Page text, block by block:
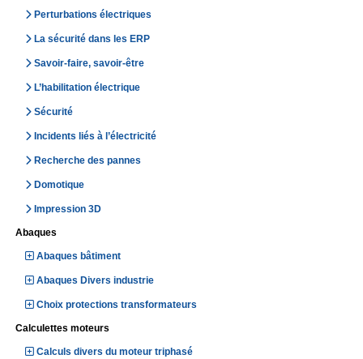
Perturbations électriques
La sécurité dans les ERP
Savoir-faire, savoir-être
L’habilitation électrique
Sécurité
Incidents liés à l’électricité
Recherche des pannes
Domotique
Impression 3D
Abaques
Abaques bâtiment
Abaques Divers industrie
Choix protections transformateurs
Calculettes moteurs
Calculs divers du moteur triphasé